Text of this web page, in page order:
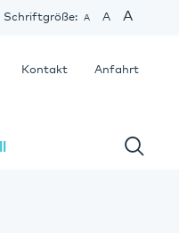
Schriftgröße: A A A
Anfahrt
Kontakt